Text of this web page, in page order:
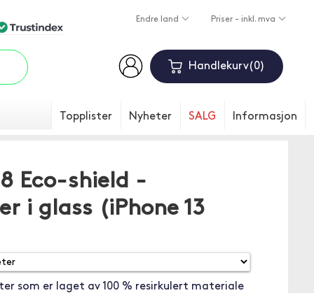
Endre land Priser - inkl. mva
Handlekurv 0
Topplister Nyheter SALG Informasjon
Eco-shield -
i glass (iPhone 13
som er laget av 100 % resirkulert materiale